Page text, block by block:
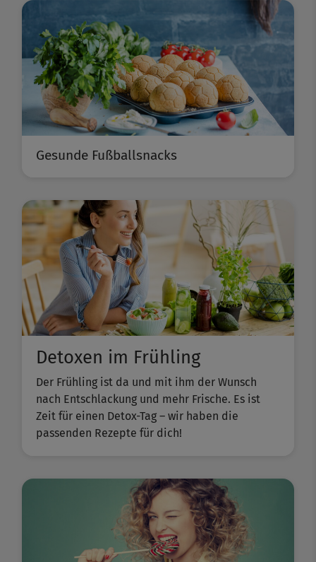
Gesunde Fußballsnacks
Detoxen im Frühling
Der Frühling ist da und mit ihm der Wunsch
nach Entschlackung und mehr Frische. Es ist
Zeit für einen Detox-Tag – wir haben die
passenden Rezepte für dich!